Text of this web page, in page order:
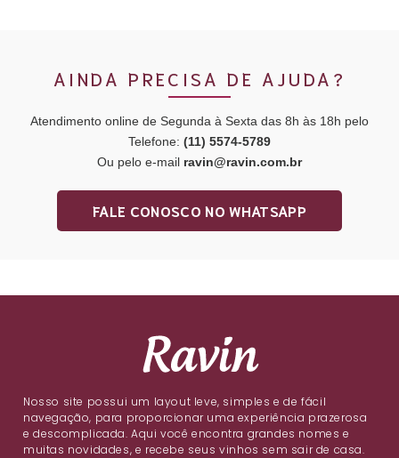
AINDA PRECISA DE AJUDA?
Atendimento online de Segunda à Sexta das 8h às 18h pelo
Telefone: (11) 5574-5789
Ou pelo e-mail ravin@ravin.com.br
FALE CONOSCO NO WHATSAPP
Nosso site possui um layout leve, simples e de fácil
navegação, para proporcionar uma experiência prazerosa
e descomplicada. Aqui você encontra grandes nomes e
muitas novidades, e recebe seus vinhos sem sair de casa.